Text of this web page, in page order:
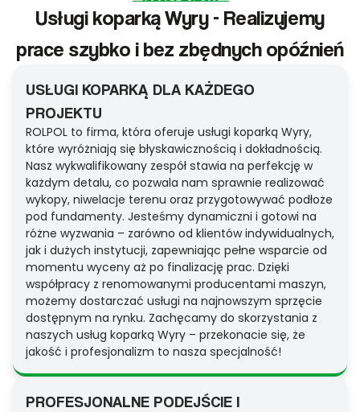
Usługi koparką Wyry - Realizujemy
prace szybko i bez zbędnych opóźnień
USŁUGI KOPARKĄ DLA KAŻDEGO
PROJEKTU
ROLPOL to firma, która oferuje usługi koparką Wyry,
które wyróżniają się błyskawicznością i dokładnością.
Nasz wykwalifikowany zespół stawia na perfekcję w
każdym detalu, co pozwala nam sprawnie realizować
wykopy, niwelacje terenu oraz przygotowywać podłoże
pod fundamenty. Jesteśmy dynamiczni i gotowi na
różne wyzwania – zarówno od klientów indywidualnych,
jak i dużych instytucji, zapewniając pełne wsparcie od
momentu wyceny aż po finalizację prac. Dzięki
współpracy z renomowanymi producentami maszyn,
możemy dostarczać usługi na najnowszym sprzęcie
dostępnym na rynku. Zachęcamy do skorzystania z
naszych usług koparką Wyry – przekonacie się, że
jakość i profesjonalizm to nasza specjalność!
PROFESJONALNE PODEJŚCIE I